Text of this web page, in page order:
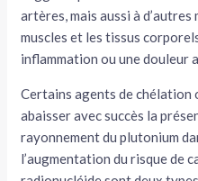
artères, mais aussi à
muscles et les tissus
inflammation ou une douleur
Certains agents de chélation
abaisser avec succès la
rayonnement du plutonium
l’augmentation du risque de